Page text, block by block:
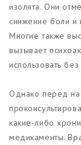
изолята. Они
снижение боли и
Многие также
вызывает
использовать
Однако перед
какие-либо
медикаменты.